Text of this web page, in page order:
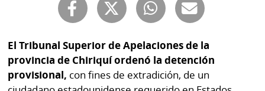
digital
Luctuosas
Notas
lector
Buenas
prácticas
El Tribunal Superior de Apelaciones de la
provincia de Chiriquí ordenó la detención
provisional, con fines de extradición, de un